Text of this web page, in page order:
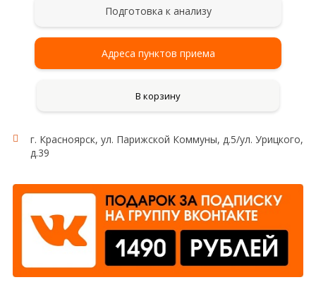
Подготовка к анализу
Адреса пунктов приема
В корзину
г. Красноярск, ул. Парижской Коммуны, д.5/ул. Урицкого,
д.39